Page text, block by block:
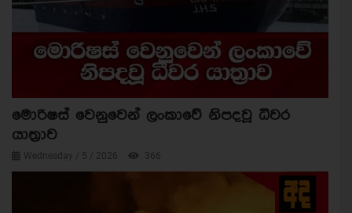
මොරිෂස් වෙනුවෙන් ලංකාවේ නිපදවූ ධීවර
යාත්‍රාව
Wednesday / 5 / 2026 366